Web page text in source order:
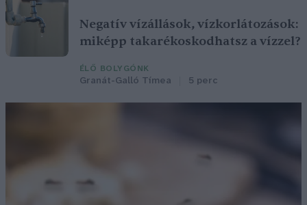
Negatív vízállások, vízkorlátozások:
miképp takarékoskodhatsz a vízzel?
ÉLŐ BOLYGÓNK
Granát-Galló Tímea 5 perc